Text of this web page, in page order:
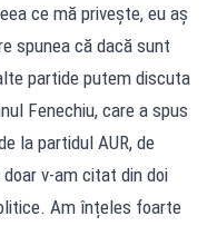
ce mă privește, eu aș
spunea că dacă sunt
partide putem discuta
Fenechiu, care a spus
la partidul AUR, de
v-am citat din doi
Am înțeles foarte